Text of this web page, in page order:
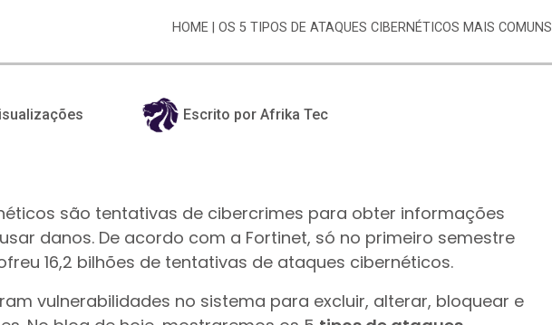
HOME| OS 5 TIPOS DE ATAQUES CIBERNÉTICOS MAIS COMUNS
Escrito por Afrika Tec
são tentativas de cibercrimes para obter informações
danos. De acordo com a Fortinet, só no primeiro semestre
16,2 bilhões de tentativas de ataques cibernéticos.
vulnerabilidades no sistema para excluir, alterar, bloquear e